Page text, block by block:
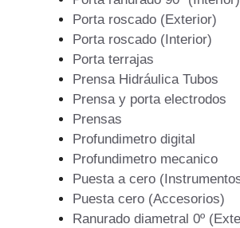
Porta roscado (Exterior)
Porta roscado (Interior)
Porta terrajas
Prensa Hidráulica Tubos
Prensa y porta electrodos
Prensas
Profundimetro digital
Profundimetro mecanico
Puesta a cero
Puesta cero (Accesorios)
Ranurado diametral 0º